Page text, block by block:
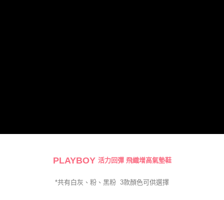
PLAYBOY 活力回彈 飛織增高氣墊鞋
*共有白灰、粉、黑粉 3款顏色可供選擇